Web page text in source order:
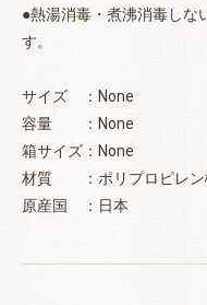
●熱湯消毒・煮沸消毒しな
す。
サイズ ：None
容量 ：None
箱サイズ：None
材質 ：ポリプロピレン
原産国 ：日本